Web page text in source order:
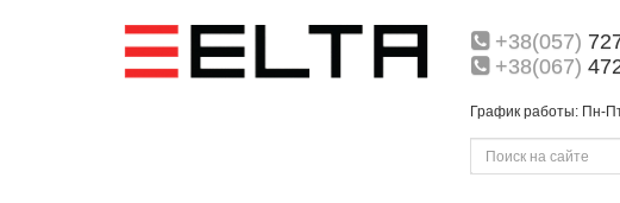
+38(057)
+38(067)
График работы: Пн-